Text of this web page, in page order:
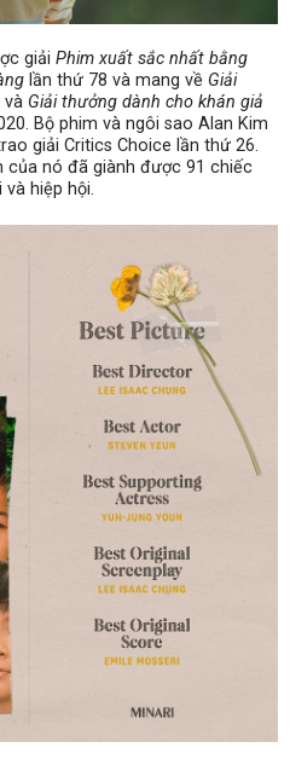
giải Phim xuất sắc nhất bằng
lần thứ 78 và mang về Giải
và Giải thưởng dành cho khán giả
Bộ phim và ngôi sao Alan Kim
giải Critics Choice lần thứ 26.
của nó đã giành được 91 chiếc
hiệp hội.